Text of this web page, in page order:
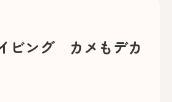
ビング カメもデカ